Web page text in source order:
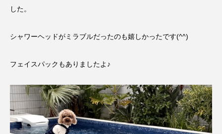
した。
シャワーヘッドがミラブルだったのも嬉しかったです(^^)
フェイスパックもありましたよ♪